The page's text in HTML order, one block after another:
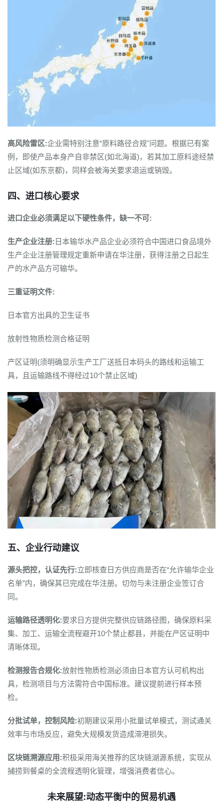
高风险雷区:企业需特别注意“原料路径合规"问题。根据已有案
例，即使产品本身产自非禁区(如北海道)，若其加工原料途经禁
止区域(如东京都)，同样会被海关要求退运或销毁。
四、进口核心要求
进口企业必须满足以下硬性条件，缺一不可:
生产企业注册: 日本输华水产品企业必须符合中国进口食品境外
生产企业注册管理规定重新申请在华注册，获得注册之日起生
产的水产品方可输华。
三重证明文件:
日本官方出具的卫生证书
放射性物质检测合格证明
产区证明(须明确显示生产工厂送抵日本码头的路线和运输工
具，且运输路线不得经过10个禁止区域)
五、企业行动建议
源头把控，认证先行:立即核查日方供应商是否在“允许输华企业
名单”内，确保其已完成在华注册。切勿与未注册企业签订合
同。
运输路径透明化:要求日方提供完整供应链路径图，确保原料采
集、加工、运输全流程避开10个禁止都县，并能在产区证明中
清晰体现。
检测报告合规化:放射性物质检测必须由日本官方认可机构出
具，检测项目与方法需符合中国标准。建议提前进行样本预
检。
分批试单，控制风险:初期建议采用小批量试单模式，测试通关
效率与市场反应，避免大规模发货造成滞港损失。
区块链溯源应用:积极采用海关推荐的区块链湖源系统，实现从
捕捞到餐桌的全流程透明化管理，增强消费者信心。
未来展望:动态平衡中的贸易机遇